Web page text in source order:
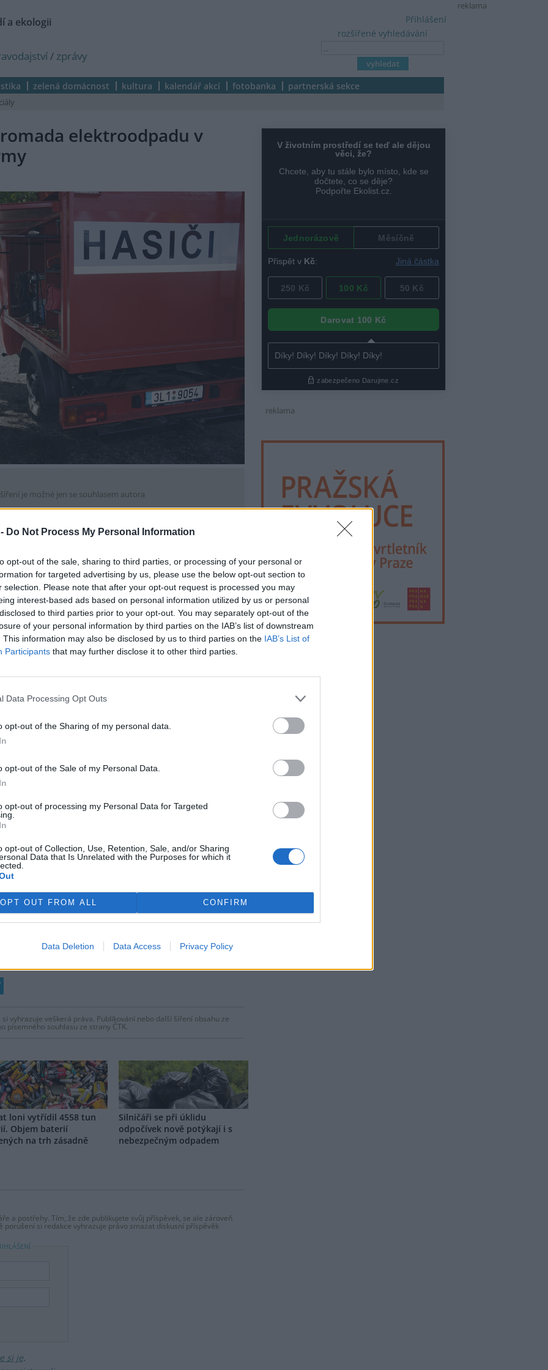
Do Not Process My Personal Information
opt-out of the sale, sharing to third parties, or processing of your personal or
for targeted advertising by us, please use the below opt-out section to
selection. Please note that after your opt-out request is processed you may
interest-based ads based on personal information utilized by us or personal
to third parties prior to your opt-out. You may separately opt-out of the
of your personal information by third parties on the IAB’s list of downstream
This information may also be disclosed by us to third parties on the IAB’s List of
Participants that may further disclose it to other third parties.
Data Processing Opt Outs
opt-out of the Sharing of my personal data.
opt-out of the Sale of my Personal Data.
opt-out of processing my Personal Data for Targeted
opt-out of Collection, Use, Retention, Sale, and/or Sharing
Data that Is Unrelated with the Purposes for which it
OPT OUT FROM ALL CONFIRM
Data Deletion Data Access Privacy Policy
reklama
a ekologii
/ zprávy
rozšířené vyhledávání
Přihlášení
zelená domácnost kultura kalendář akcí fotobanka partnerská sekce
elektroodpadu v
je možné jen se souhlasem autora
elektroodpadu v areálu recyklační firmy v
, z něhož vycházel zdaleka viditelný sloup dýmu, se
za půl hodiny. Nikdo se nezranil, příčinu požáru hasiči
Zbyněk Voříšek.
něj nevydali doporučení pro omezení větrání v
s šesti cisternami a automobilových žebříkem. Halu,
se jim podařilo před ohněm uchránit.
"Ve spolupráci s majitelem nyní odpad rozebíráme a
vyhrazuje veškerá práva. Publikování nebo další šíření obsahu ze
písemného souhlasu ze strany ČTK.
loni vytřídil 4558 tun
Objem baterií
na trh zásadně
Silničáři se při úklidu
odpočívek nově potýkají i s
nebezpečným odpadem
a postřehy. Tím, že zde publikujete svůj příspěvek, se ale zároveň
porušení si redakce vyhrazuje právo smazat diskusní příspěvěk
si je.
reklama